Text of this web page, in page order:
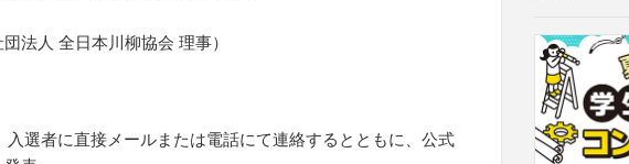
法人 全日本川柳協会 理事）
入選者に直接メールまたは電話にて連絡するとともに、公式